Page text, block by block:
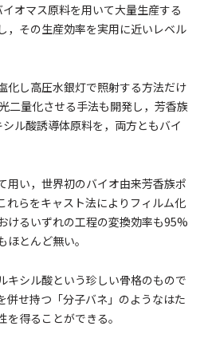
オマス原料を用いて大量生産する
，その生産効率を実用に近いレベル
化し高圧水銀灯で照射する方法だけ
二量化させる手法も開発し，芳香族
ル酸誘導体原料を，両方ともバイ
用い，世界初のバイオ由来芳香族ポ
れらをキャスト法によりフィルム化
けるいずれの工程の変換効率も95%
とんど無い。
キシル酸という珍しい骨格のもので
併せ持つ「分子バネ」のようなはた
得ることができる。